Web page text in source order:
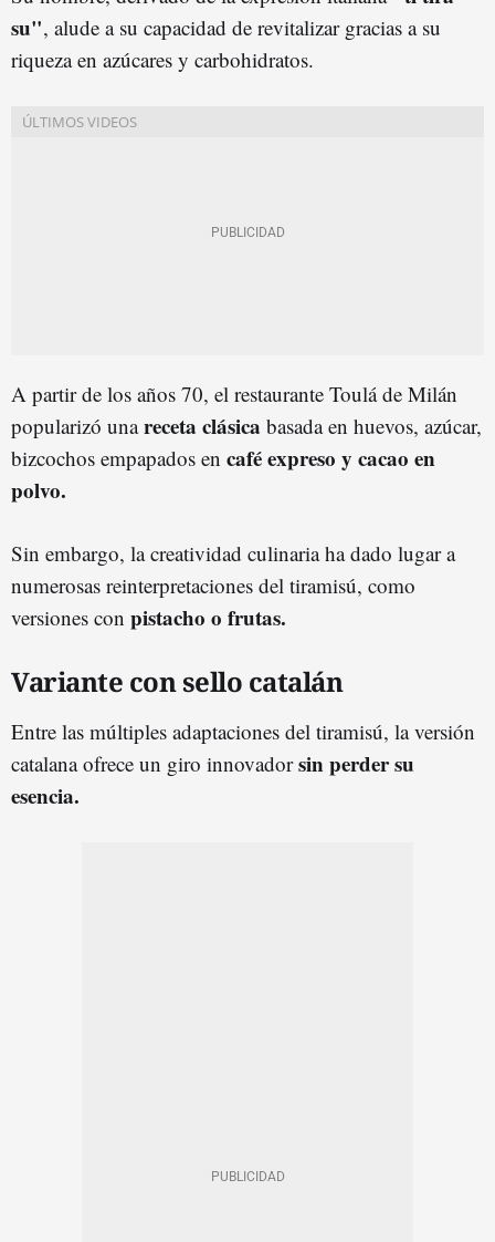
su", alude a su capacidad de revitalizar gracias a su
riqueza en azúcares y carbohidratos.
A partir de los años 70, el restaurante Toulá de Milán
popularizó unareceta clásica basada en huevos, azúcar,
bizcochos empapados en café expreso y cacao en
polvo.
Sin embargo, la creatividad culinaria ha dado lugar a
numerosas reinterpretaciones del tiramisú, como
versiones con pistacho o frutas.
Variante con sello catalán
Entre las múltiples adaptaciones del tiramisú, la versión
catalana ofrece un giro innovadorsin perder su
esencia.